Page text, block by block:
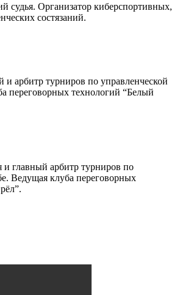
судья. Организатор киберспортивных,
состязаний.
и арбитр турниров по управленческой
переговорных технологий “Белый
и главный арбитр турниров по
Ведущая клуба переговорных